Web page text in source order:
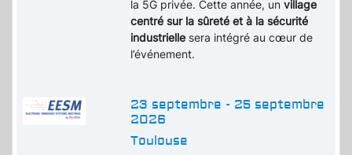
la 5G privée. Cette année, unvillage
centré sur la sûreté et à la sécurité
industrielle sera intégré au cœur de
l’événement.
23 septembre - 25 septembre
2026
Toulouse